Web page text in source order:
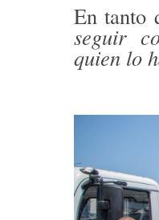
En tanto
seguir
quien lo